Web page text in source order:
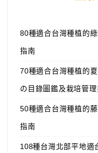
80種適合台灣種植的
指南
70種適合台灣種植的
の目錄圖鑑及栽培管
50種適合台灣種植的
指南
108種台灣北部平地適